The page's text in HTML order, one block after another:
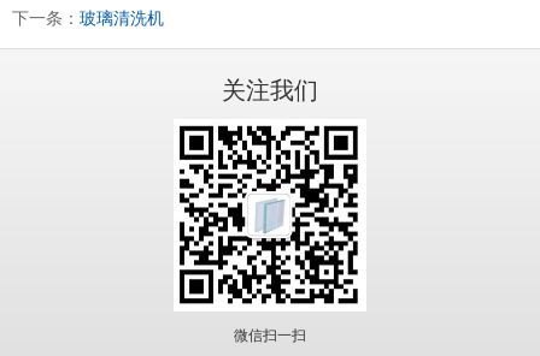
下一条： 玻璃清洗机
关注我们
微信扫一扫